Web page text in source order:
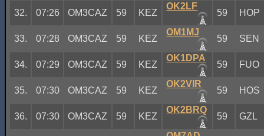
32. 07:26 OM3CAZ 59 KEZ
OK2LF
59 HOP
33. 07:28 OM3CAZ 59 KEZ
OM1MJ
59 SEN
34. 07:29 OM3CAZ 59 KEZ
OK1DPA
59 FUO
35. 07:30 OM3CAZ 59 KEZ
OK2VIR
59 HOS
36. 07:30 OM3CAZ 59 KEZ
OK2BRQ
59
GZL